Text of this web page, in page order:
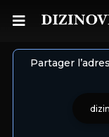
Partager